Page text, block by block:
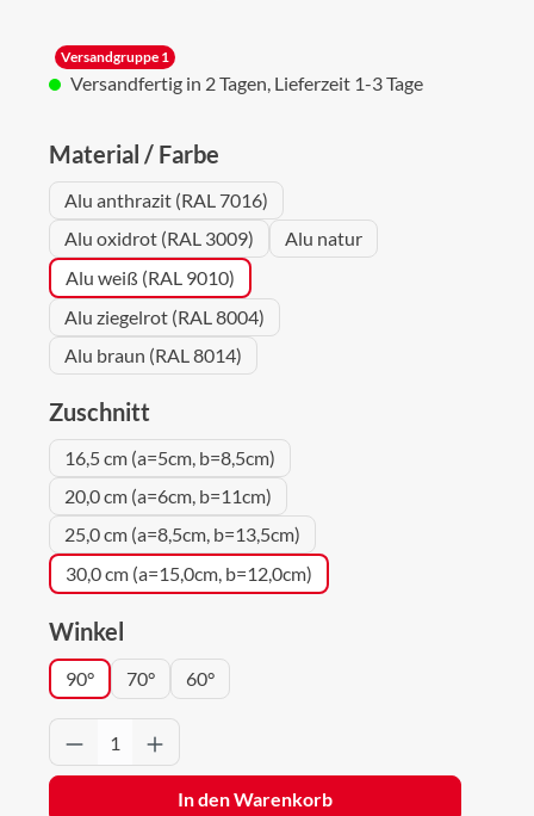
Versandgruppe 1
Versandfertig in 2 Tagen, Lieferzeit 1-3 Tage
Material / Farbe
Alu anthrazit (RAL 7016)
Alu oxidrot (RAL 3009)
Alu natur
Alu weiß (RAL 9010)
Alu ziegelrot (RAL 8004)
Alu braun (RAL 8014)
Zuschnitt
16,5 cm (a=5cm, b=8,5cm)
20,0 cm (a=6cm, b=11cm)
25,0 cm (a=8,5cm, b=13,5cm)
30,0 cm (a=15,0cm, b=12,0cm)
Winkel
90° 70° 60°
Produkt Anzahl: Gib den gewünschten
In den Warenkorb